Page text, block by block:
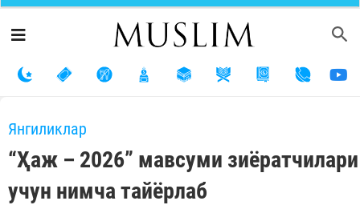
Янгиликлар
“Ҳаж – 2026” мавсуми зиёратчилари
учун нимча тайёрлаб